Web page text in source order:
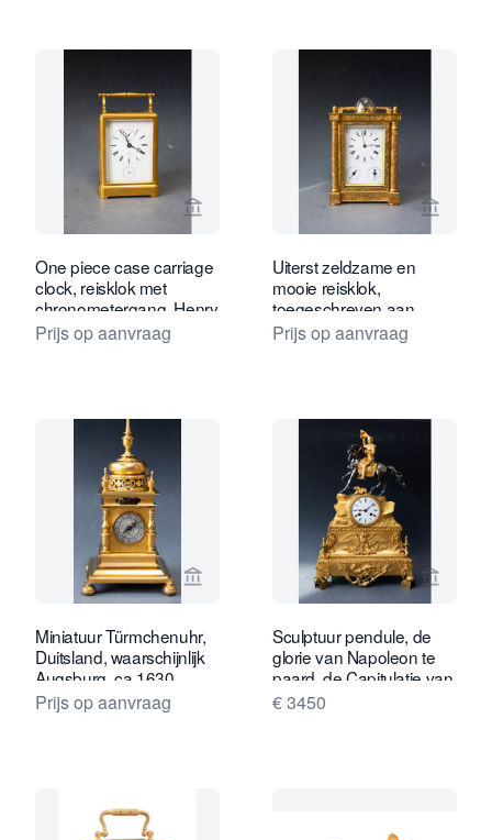
Bekijk verkoperspagina van Van
One piece case carriage
clock, reisklok met
chronometergang, Henry
Robert à Paris. Ca. 1840.
Prijs op aanvraag
Bekijk
Uiterst zeldzame en
mooie reisklok,
toegeschreven aan
Berrolla, Parijs ca. 1840.
Prijs op aanvraag
Bekijk verkoperspagina van Van
Miniatuur Türmchenuhr,
Duitsland, waarschijnlijk
Augsburg, ca.1630.
Prijs op aanvraag
Bekijk
Sculptuur pendule, de
glorie van Napoleon te
paard, de Capitulatie van
Ulm, Louis Philippe ca.
€ 3450